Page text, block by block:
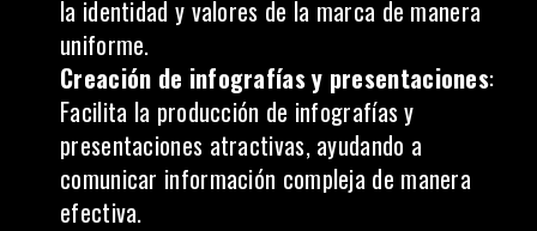
la identidad y valores de la marca de manera
uniforme.
Creación de infografías y presentaciones:
Facilita la producción de infografías y
presentaciones atractivas, ayudando a
comunicar información compleja de manera
efectiva.